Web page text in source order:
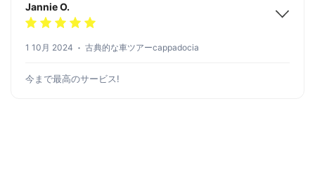
Jannie O.
1 10月 2024 古典的な車ツアーcappadocia
今まで最高のサービス!